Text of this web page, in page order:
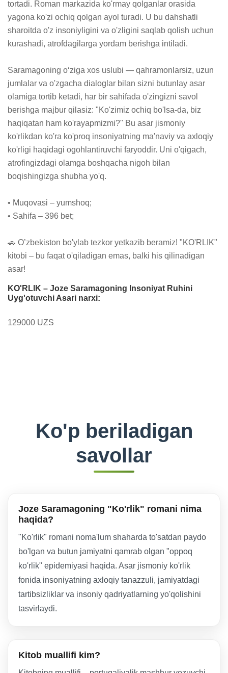
tortadi. Roman markazida ko'rmay qolganlar orasida
yagona ko'zi ochiq qolgan ayol turadi. U bu dahshatli
sharoitda o'z insoniyligini va o'zligini saqlab qolish uchun
kurashadi, atrofdagilarga yordam berishga intiladi.
Saramagoning oʻziga xos uslubi — qahramonlarsiz, uzun
jumlalar va o'zgacha dialoglar bilan sizni butunlay asar
olamiga tortib ketadi, har bir sahifada o'zingizni savol
berishga majbur qilasiz: "Ko'zimiz ochiq bo'lsa-da, biz
haqiqatan ham ko'rayapmizmi?" Bu asar jismoniy
ko'rlikdan ko'ra ko'proq insoniyatning ma'naviy va axloqiy
ko'rligi haqidagi ogohlantiruvchi faryoddir. Uni o'qigach,
atrofingizdagi olamga boshqacha nigoh bilan
boqishingizga shubha yo'q.
• Muqovasi – yumshoq;
• Sahifa – 396 bet;
🚗 O’zbekiston bo'ylab tezkor yetkazib beramiz! "KO'RLIK"
kitobi – bu faqat o'qiladigan emas, balki his qilinadigan
asar!
KO'RLIK – Joze Saramagoning Insoniyat Ruhini
Uyg'otuvchi Asari narxi:
129000 UZS
Ko'p beriladigan
savollar
Joze Saramagoning "Ko'rlik" romani nima
haqida?
"Ko'rlik" romani noma'lum shaharda to'satdan paydo
bo'lgan va butun jamiyatni qamrab olgan "oppoq
ko'rlik" epidemiyasi haqida. Asar jismoniy ko'rlik
fonida insoniyatning axloqiy tanazzuli, jamiyatdagi
tartibsizliklar va insoniy qadriyatlarning yo'qolishini
tasvirlaydi.
Kitob muallifi kim?